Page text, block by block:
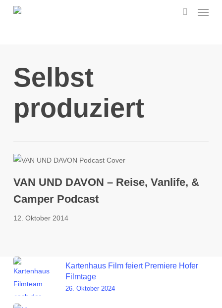
Menu
Selbst
produziert
VAN UND DAVON – Reise, Vanlife, &
Camper Podcast
12. Oktober 2014
Kartenhaus Film feiert Premiere Hofer
Filmtage
26. Oktober 2024